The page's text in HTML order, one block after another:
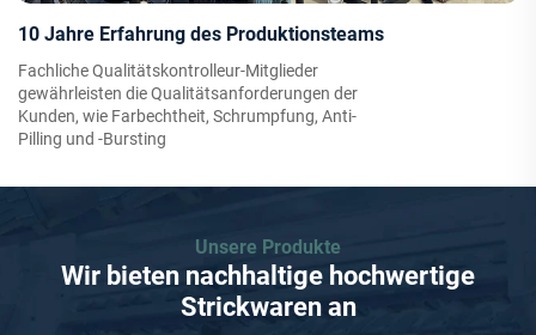
10 Jahre Erfahrung des Produktionsteams
Fachliche Qualitätskontrolleur-Mitglieder
gewährleisten die Qualitätsanforderungen der
Kunden, wie Farbechtheit, Schrumpfung, Anti-
Pilling und -Bursting
Unsere Produkte
Wir bieten nachhaltige hochwertige
Strickwaren an